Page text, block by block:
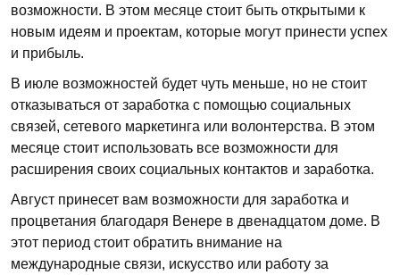
возможности. В этом месяце стоит быть открытыми к
новым идеям и проектам, которые могут принести успех
и прибыль.
В июле возможностей будет чуть меньше, но не стоит
отказываться от заработка с помощью социальных
связей, сетевого маркетинга или волонтерства. В этом
месяце стоит использовать все возможности для
расширения своих социальных контактов и заработка.
Август принесет вам возможности для заработка и
процветания благодаря Венере в двенадцатом доме. В
этот период стоит обратить внимание на
международные связи, искусство или работу за